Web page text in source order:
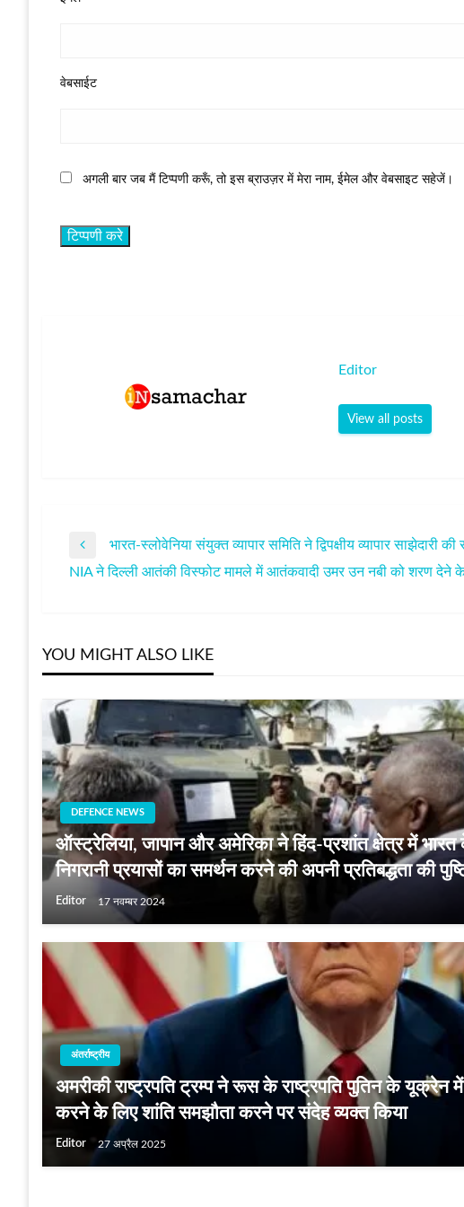
वेबसाईट
अगली बार जब मैं टिप्पणी करूँ, तो इस ब्राउज़र में मेरा नाम, ईमेल और वेबसाइट सहेजें।
Editor
View all posts
पोस्ट
Previous
Post
भारत-स्लोवेनिया संयुक्त व्यापार समिति ने द्विपक्षीय व्यापार साझेदारी की
Next
NIA ने दिल्ली आतंकी विस्फोट मामले में आतंकवादी उमर उन नबी को शरण देने के
YOU MIGHT ALSO LIKE
DEFENCE NEWS
ऑस्ट्रेलिया, जापान और अमेरिका ने हिंद-प्रशांत क्षेत्र में
निगरानी प्रयासों का समर्थन करने की अपनी प्रतिबद्धता की
Editor 17 नवम्बर 2024
अंतर्राष्ट्रीय
अमरीकी राष्ट्रपति ट्रम्प ने रूस के राष्ट्रपति पुतिन के यूक्रेन में
करने के लिए शांति समझौता करने पर संदेह व्‍यक्‍त किया
Editor 27 अप्रैल 2025